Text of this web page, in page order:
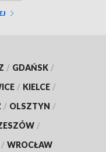
/ GDAŃSK /
/ KIELCE /
/ OLSZTYN /
/
/ WROCŁAW